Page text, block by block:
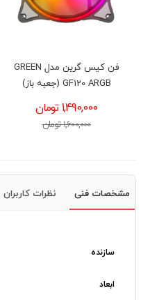
فن کیس گرین مدل GREEN
GF120 ARGB (جعبه باز)
1,490,000 تومان
1,600,000 تومان
مشخصات فنی نظرات کاربران
سازنده
ابعاد